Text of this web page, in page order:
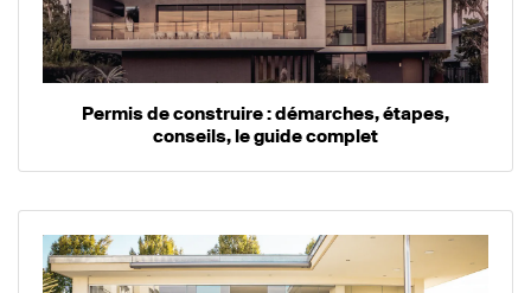
Permis de construire : démarches, étapes,
conseils, le guide complet